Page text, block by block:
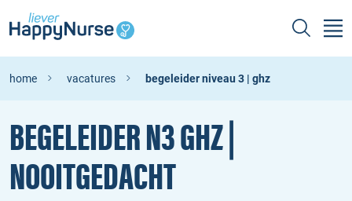
home vacatures begeleider niveau 3 | ghz
BEGELEIDER N3 GHZ |
NOOITGEDACHT